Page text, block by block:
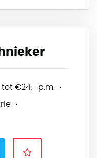
tot €24,- p.m.